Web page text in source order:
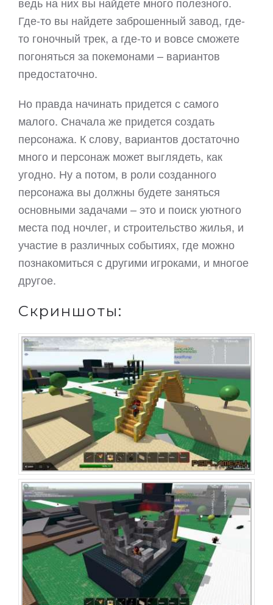
Где-то вы найдете заброшенный завод, где-
то гоночный трек, а где-то и вовсе сможете
погоняться за покемонами – вариантов
предостаточно.
Но правда начинать придется с самого
малого. Сначала же придется создать
персонажа. К слову, вариантов достаточно
много и персонаж может выглядеть, как
угодно. Ну а потом, в роли созданного
персонажа вы должны будете заняться
основными задачами – это и поиск уютного
места под ночлег, и строительство жилья, и
участие в различных событиях, где можно
познакомиться с другими игроками, и многое
другое.
Скриншоты: